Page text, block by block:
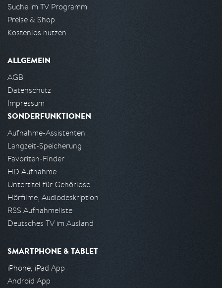
Suche im TV Programm
Preise & Shop
Kostenlos nutzen
ALLGEMEIN
AGB
Datenschutz
Impressum
SONDERFUNKTIONEN
Aufnahme-Assistenten
Langzeit-Speicherung
Favoriten-Finder
HD Aufnahme
Untertitel für Gehörlose
Hörfilme, Audiodeskription
RSS Aufnahmeliste
Deutsches TV im Ausland
SMARTPHONE & TABLET
iPhone, iPad App
Android App